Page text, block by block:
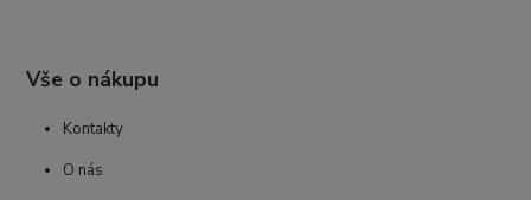
Vše o nákupu
Kontakty
O nás